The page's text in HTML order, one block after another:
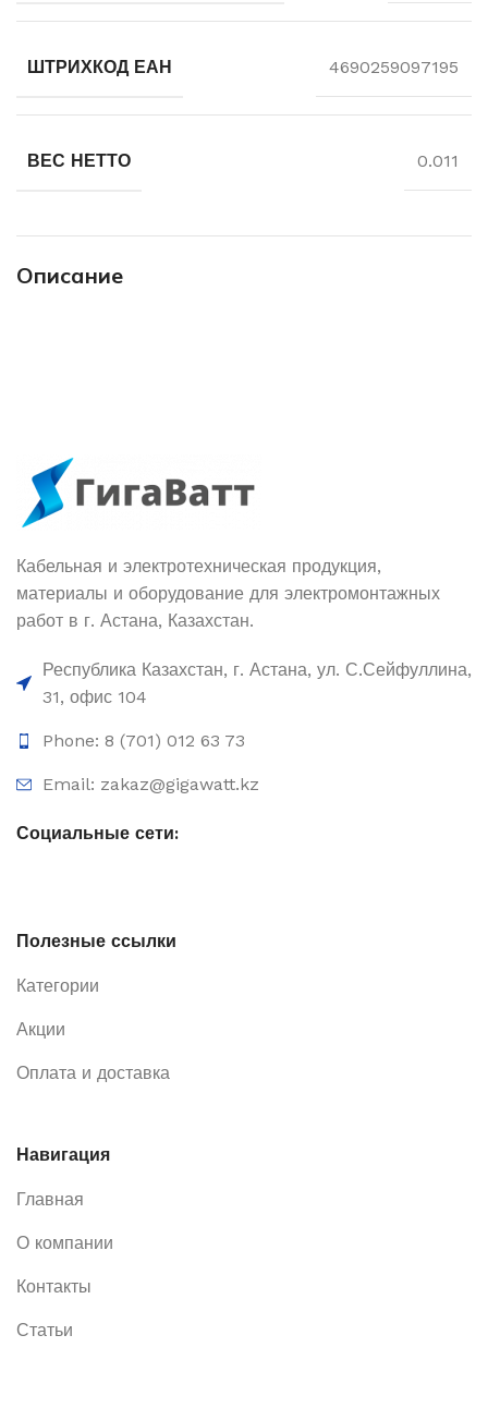
ШТРИХКОД ЕАН 4690259097195
ВЕС НЕТТО 0.011
Описание
Кабельная и электротехническая продукция,
материалы и оборудование для электромонтажных
работ в г. Астана, Казахстан.
Республика Казахстан, г. Астана, ул. С.Сейфуллина,
31, офис 104
Phone: 8 (701) 012 63 73
Email: zakaz@gigawatt.kz
Социальные сети:
Полезные ссылки
Категории
Акции
Оплата и доставка
Навигация
Главная
О компании
Контакты
Статьи